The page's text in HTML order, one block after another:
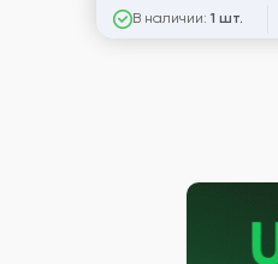
В наличии: 1 шт.